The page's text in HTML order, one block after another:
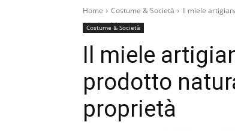
Home Costume & Società Il miele
Costume & Società
Il miele
prodotto
proprietà